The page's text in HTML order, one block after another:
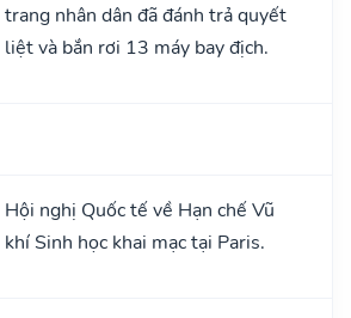
trang nhân dân đã đánh trả quyết
liệt và bắn rơi 13 máy bay địch.
Hội nghị Quốc tế về Hạn chế Vũ
khí Sinh học khai mạc tại Paris.